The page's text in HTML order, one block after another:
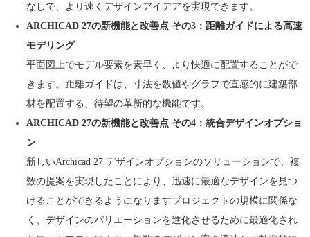
なしで、より速くデザインアイデアを実現できます。
ARCHICAD 27の新機能と改善点 その3：距離ガイドによる高速
モデリング
平面図上でモデル要素を素早く、より快適に配置することがで
きます。距離ガイドは、寸法を数値やグラフで直感的に建築部
材を配置する、待望の革新的な機能です。
ARCHICAD 27の新機能と改善点 その4：統合デザインオプショ
ン
新しいArchicad 27 デザインオプションのソリューションで、複
数の提案を実現したことにより、迅速に最適なデザインを見つ
けることができるようになりますプロジェクトの規模に関係な
く、デザインのバリエーションを進化させるために最適化され